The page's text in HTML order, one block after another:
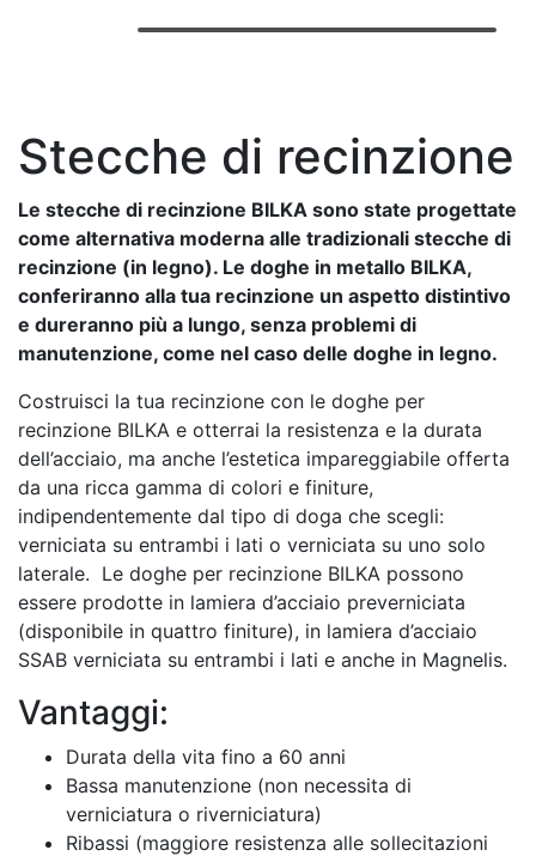
Stecche di recinzione
Le stecche di recinzione BILKA sono state progettate
come alternativa moderna alle tradizionali stecche di
recinzione (in legno). Le doghe in metallo BILKA,
conferiranno alla tua recinzione un aspetto distintivo
e dureranno più a lungo, senza problemi di
manutenzione, come nel caso delle doghe in legno.
Costruisci la tua recinzione con le doghe per
recinzione BILKA e otterrai la resistenza e la durata
dell’acciaio, ma anche l’estetica impareggiabile offerta
da una ricca gamma di colori e finiture,
indipendentemente dal tipo di doga che scegli:
verniciata su entrambi i lati o verniciata su uno solo
laterale. Le doghe per recinzione BILKA possono
essere prodotte in lamiera d’acciaio preverniciata
(disponibile in quattro finiture), in lamiera d’acciaio
SSAB verniciata su entrambi i lati e anche in Magnelis.
Vantaggi:
Durata della vita fino a 60 anni
Bassa manutenzione (non necessita di
verniciatura o riverniciatura)
Ribassi (maggiore resistenza alle sollecitazioni